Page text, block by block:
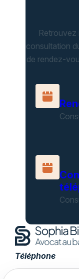
Retrouvez
consultation
de rendez-
Téléphone